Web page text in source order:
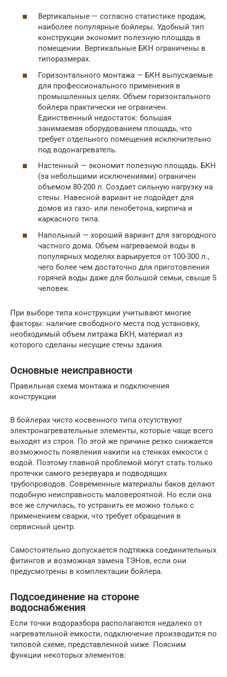
Вертикальные — согласно статистике продаж,
наиболее популярные бойлеры. Удобный тип
конструкции экономит полезную площадь в
помещении. Вертикальные БКН ограничены в
типоразмерах.
Горизонтального монтажа — БКН выпускаемые
для профессионального применения в
промышленных целях. Объем горизонтального
бойлера практически не ограничен.
Единственный недостаток: большая
занимаемая оборудованием площадь, что
требует отдельного помещения исключительно
под водонагреватель.
Настенный — экономит полезную площадь. БКН
(за небольшими исключениями) ограничен
объемом 80-200 л. Создает сильную нагрузку на
стены. Навесной вариант не подойдет для
домов из газо- или пенобетона, кирпича и
каркасного типа.
Напольный — хороший вариант для загородного
частного дома. Объем нагреваемой воды в
популярных моделях варьируется от 100-300 л.,
чего более чем достаточно для приготовления
горячей воды даже для большой семьи, свыше 5
человек.
При выборе типа конструкции учитывают многие
факторы: наличие свободного места под установку,
необходимый объем литража БКН, материал из
которого сделаны несущие стены здания.
Основные неисправности
Правильная схема монтажа и подключения
конструкции
В бойлерах чисто косвенного типа отсутствуют
электронагревательные элементы, которые чаще всего
выходят из строя. По этой же причине резко снижается
возможность появления накипи на стенках емкости с
водой. Поэтому главной проблемой могут стать только
протечки самого резервуара и подводящих
трубопроводов. Современные материалы баков делают
подобную неисправность маловероятной. Но если она
все же случилась, то устранить ее можно только с
применением сварки, что требует обращения в
сервисный центр.
Самостоятельно допускается подтяжка соединительных
фитингов и возможная замена ТЭНов, если они
предусмотрены в комплектации бойлера.
Подсоединение на стороне
водоснабжения
Если точки водоразбора располагаются недалеко от
нагревательной емкости, подключение производится по
типовой схеме, представленной ниже. Поясним
функции некоторых элементов: